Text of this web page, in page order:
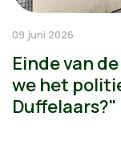
09 juni 2026
Einde van
we het
Duffelaars?"